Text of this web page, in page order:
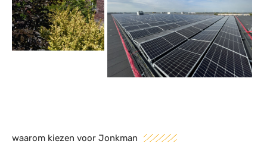
waarom kiezen voor Jonkman